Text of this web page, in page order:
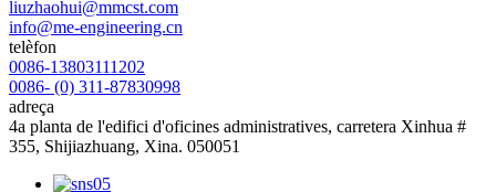
liuzhaohui@mmcst.com
info@me-engineering.cn
telèfon
0086-13803111202
0086- (0) 311-87830998
adreça
4a planta de l'edifici d'oficines administratives, carretera Xinhua #
355, Shijiazhuang, Xina. 050051